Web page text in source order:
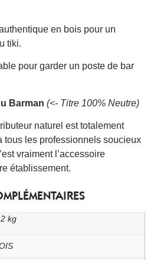
en bois pour un
tiki.
pour garder un poste de bar
Barman (<- Titre 100% Neutre)
naturel est totalement
tous les professionnels soucieux
vraiment l’accessoire
établissement.
kg